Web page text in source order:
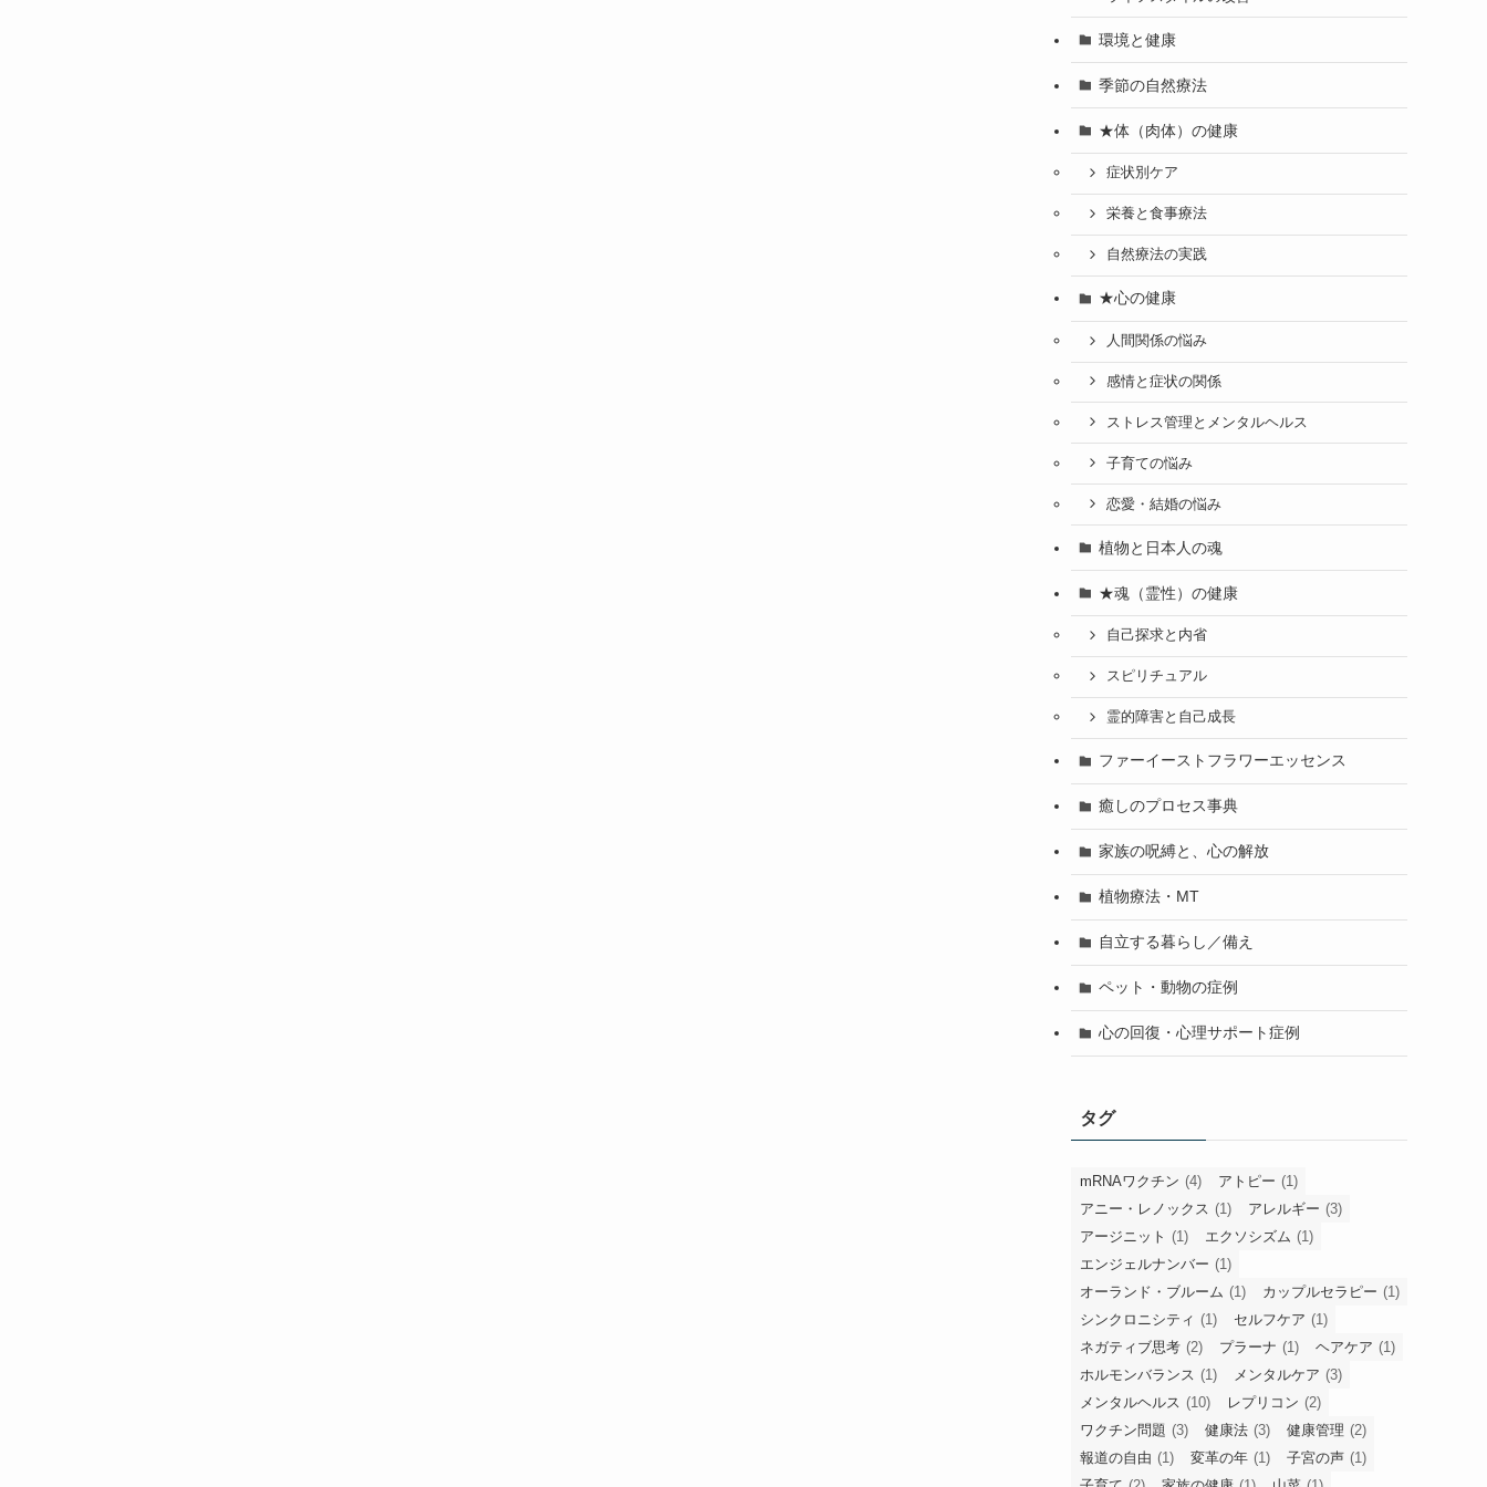
環境と健康
季節の自然療法
★体（肉体）の健康
症状別ケア
栄養と食事療法
自然療法の実践
★心の健康
人間関係の悩み
感情と症状の関係
ストレス管理とメンタルヘルス
子育ての悩み
恋愛・結婚の悩み
植物と日本人の魂
★魂（霊性）の健康
自己探求と内省
スピリチュアル
霊的障害と自己成長
ファーイーストフラワーエッセンス
癒しのプロセス事典
家族の呪縛と、心の解放
植物療法・MT
自立する暮らし／備え
ペット・動物の症例
心の回復・心理サポート症例
タグ
mRNAワクチン (4) アトピー (1)
アニー・レノックス (1) アレルギー (3)
アージニット (1) エクソシズム (1)
エンジェルナンバー (1)
オーランド・ブルーム (1) カップルセラピー (1)
シンクロニシティ (1) セルフケア (1)
ネガティブ思考 (2) プラーナ (1) ヘアケア (1)
ホルモンバランス (1) メンタルケア (3)
メンタルヘルス (10) レプリコン (2)
ワクチン問題 (3) 健康法 (3) 健康管理 (2)
報道の自由 (1) 変革の年 (1) 子宮の声 (1)